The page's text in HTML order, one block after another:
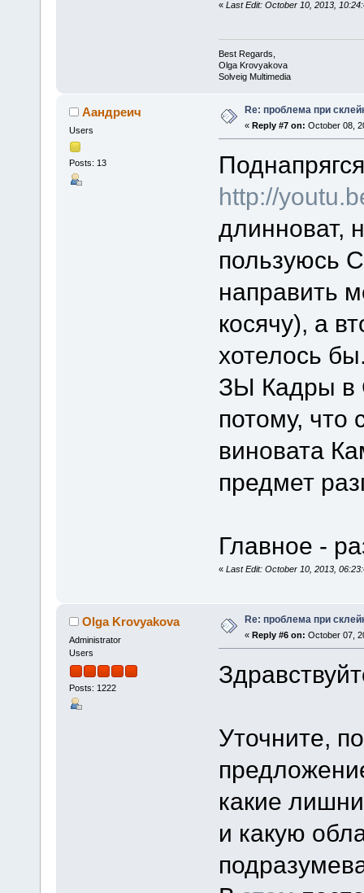
« Last Edit: October 10, 2013,
Best Regards,
Olga Krovyakova
Solveig Multimedia
Аандреич
Users
Posts: 13
Re: проблема при
« Reply #7 on: October 08,
http://
длинноват,
пользуюсь
направить
косячу), а
хотелось
ЗЫ Кадры в
потому, что
виновата
предмет
Главное -
« Last Edit: October 10, 2013,
Olga Krovyakova
Administrator
Users
Posts: 1222
Re: проблема при
« Reply #6 on: October 07,
Уточните,
какие
и какую